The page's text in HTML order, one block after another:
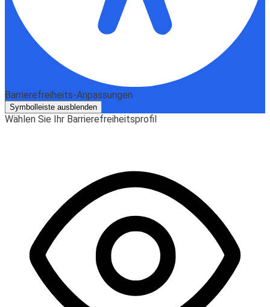
Barrierefreiheits-Anpassungen
Symbolleiste ausblenden
Wählen Sie Ihr Barrierefreiheitsprofil